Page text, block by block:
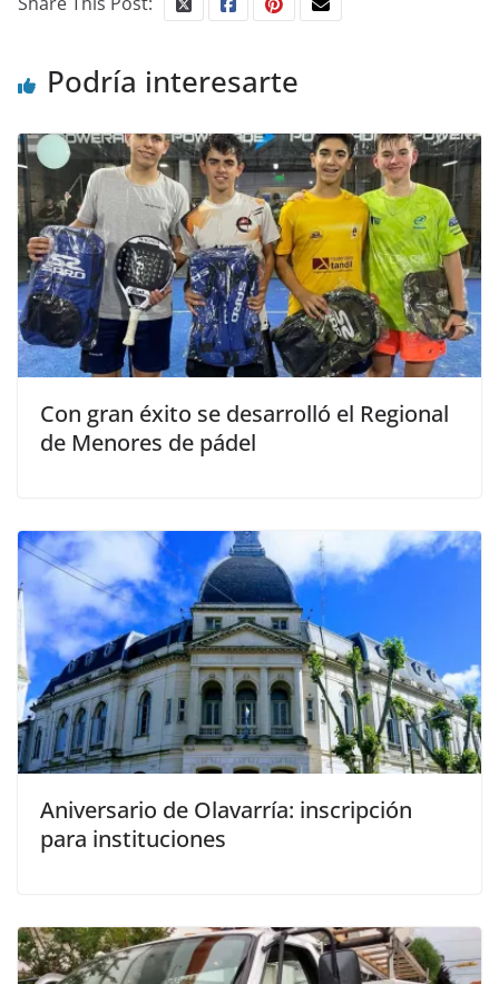
Podría interesarte
Con gran éxito se desarrolló el Regional
de Menores de pádel
Aniversario de Olavarría: inscripción
para instituciones